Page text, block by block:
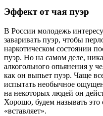
Эффект от чая пуэр
В России молодежь
заваривать пуэр, чтобы
наркотическом состоянии
пуэр. Но на самом деле,
алкогольного опьянения у
как он выпьет пуэр. Чаще
испытать необычное
на некоторых людей он
Хорошо, будем называть
«вставляет».